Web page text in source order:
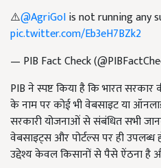
⚠️@AgriGoIis not running any
pic.twitter.com/Eb3eH7BZk2
— PIB Fact Check
PIB ने स्पष्ट किया है कि भारत
के नाम पर कोई भी वेबसाइट या
सरकारी योजनाओं से संबंधित सभी
वेबसाइट्स और पोर्टल्स पर ही उपलब्ध
उद्देश्य केवल किसानों से पैसे ऐंठना है